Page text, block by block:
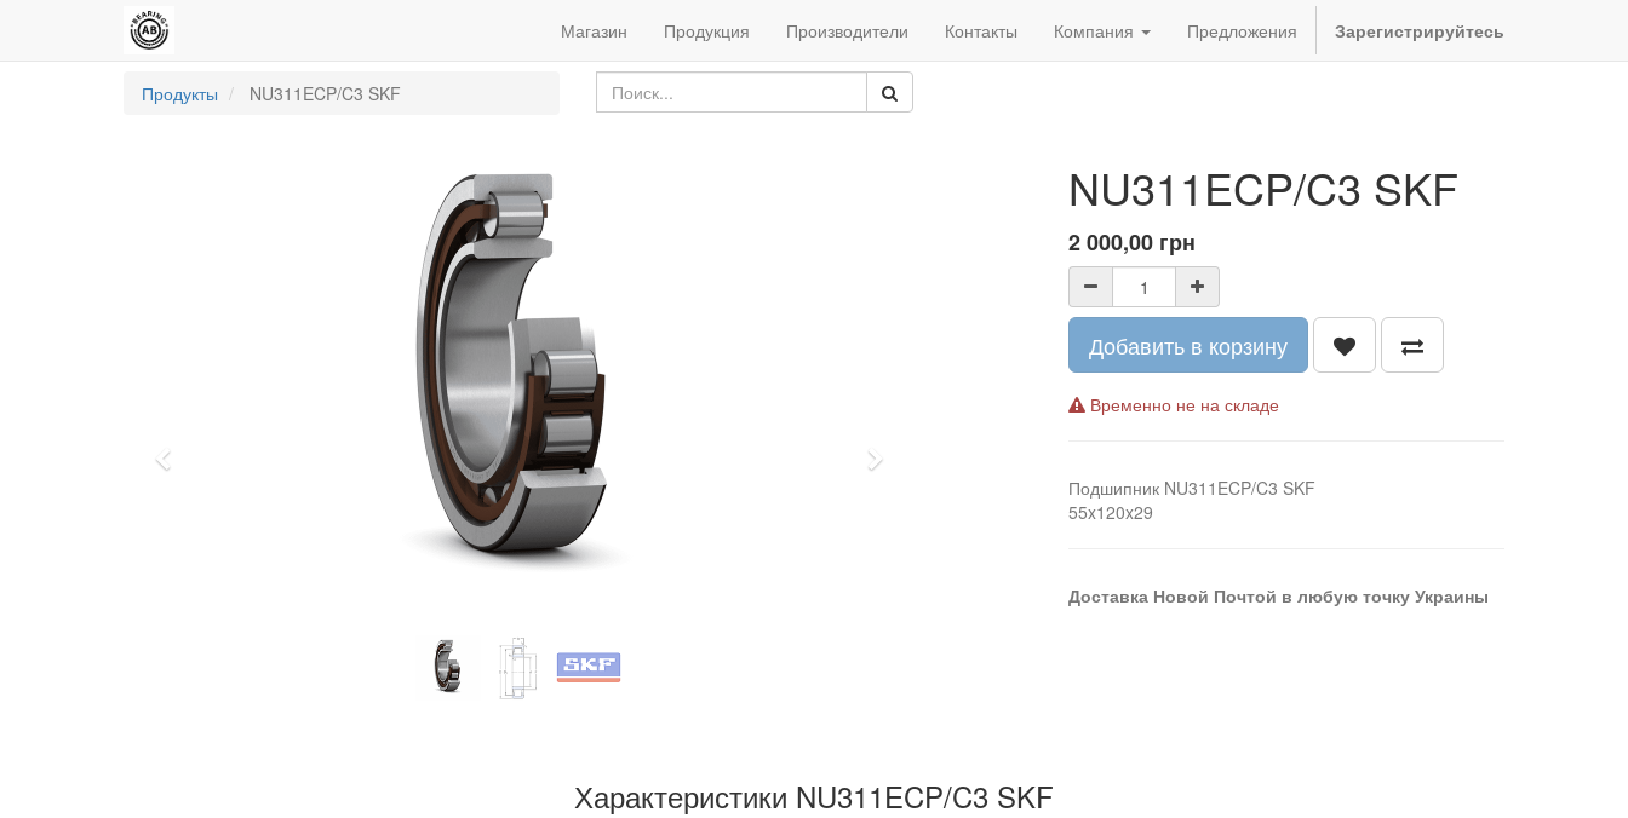
Магазин Продукция Производители Контакты Компания Предложения Зарегистрируйтесь
Продукты NU311ECP/C3 SKF
Next
NU311ECP/C3 SKF
2 000,00 грн
Добавить в корзину
Временно не на складе
Подшипник NU311ECP/C3 SKF
55x120x29
Доставка Новой Почтой в любую точку Украины
Характеристики NU311ECP/C3 SKF